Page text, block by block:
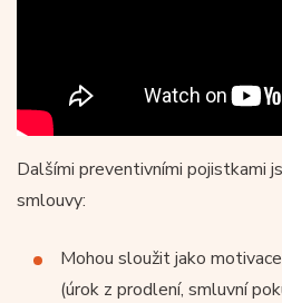
Dalšími preventivními pojistkami
smlouvy:
Mohou sloužit jako
(úrok z prodlení, smluvní